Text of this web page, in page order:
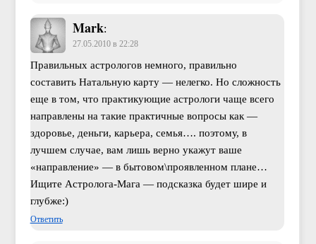
Mark:
27.05.2010 в 22:28
Правильных астрологов немного, правильно
составить Натальную карту — нелегко. Но сложность
еще в том, что практикующие астрологи чаще всего
направлены на такие практичные вопросы как —
здоровье, деньги, карьера, семья…. поэтому, в
лучшем случае, вам лишь верно укажут ваше
«направление» — в бытовом\проявленном плане…
Ищите Астролога-Мага — подсказка будет шире и
глубже:)
Ответить